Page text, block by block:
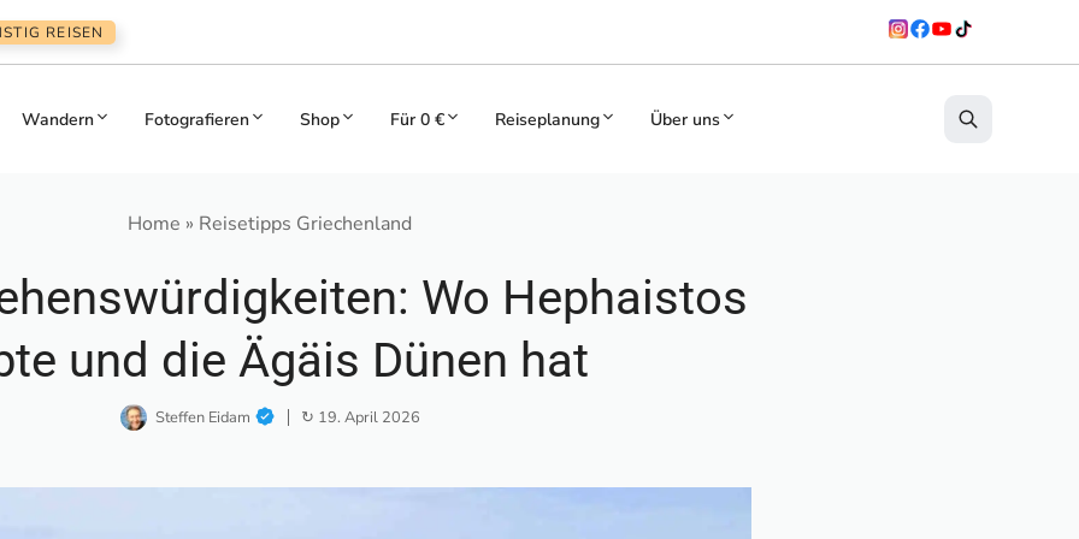
REISEN
Wandern Fotografieren Shop Für 0 € Reiseplanung Über uns
Home » Reisetipps Griechenland
Wo Hephaistos
und die Ägäis Dünen hat
Steffen Eidam ↻ 19. April 2026